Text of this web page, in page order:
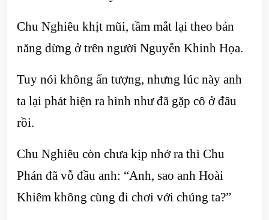
Chu Nghiêu khịt mũi, tầm mắt lại theo bản
năng dừng ở trên người Nguyễn Khinh Họa.
Tuy nói không ấn tượng, nhưng lúc này anh
ta lại phát hiện ra hình như đã gặp cô ở đâu
rồi.
Chu Nghiêu còn chưa kịp nhớ ra thì Chu
Phán đã vỗ đầu anh: “Anh, sao anh Hoài
Khiêm không cùng đi chơi với chúng ta?”